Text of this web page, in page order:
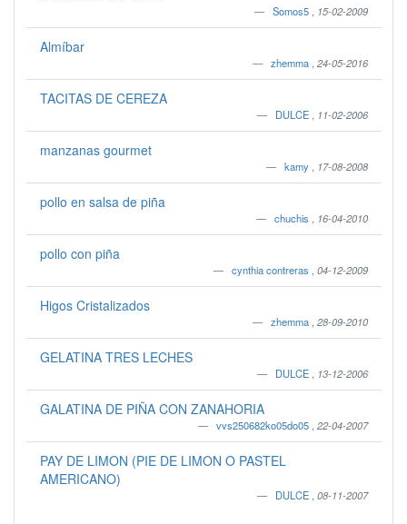
Somos5 15-02-2009
Almíbar
zhemma 24-05-2016
TACITAS DE CEREZA
DULCE 11-02-2006
manzanas gourmet
kamy 17-08-2008
pollo en salsa de piña
chuchis 16-04-2010
pollo con piña
cynthia contreras 04-12-2009
Higos Cristalizados
zhemma 28-09-2010
GELATINA TRES LECHES
DULCE 13-12-2006
GALATINA DE PIÑA CON ZANAHORIA
vvs250682ko05do05 22-04-2007
PAY DE LIMON (PIE DE LIMON O PASTEL
AMERICANO)
DULCE 08-11-2007